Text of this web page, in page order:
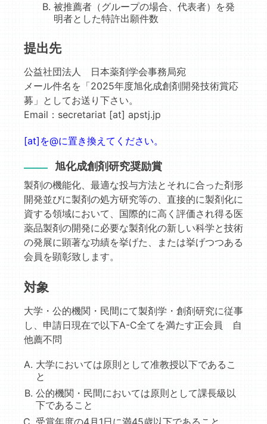
被推薦者（グループの場合、代表者）を発
明者とした特許出願件数
提出先
公益社団法人 日本薬剤学会事務局宛
メール件名を「2025年度旭化成創剤開発技術賞応
募」としてお送り下さい。
Email：secretariat [at] apstj.jp
[at]を@に置き換えてください。
旭化成創剤研究奨励賞
製剤の機能化、最適な投与方法とそれに合った剤形
開発並びに製剤の処方研究等の、直接的に製剤化に
資する領域において、国際的に高く評価され得る医
薬品製剤の開発に必要な製剤化の新しい科学と技術
の発展に顕著な功績を挙げた、または挙げつつある
会員を顕彰致します。
対象
大学・公的機関・民間にて製剤学・創剤研究に従事
し、申請日現在で以下A-C全てを満たす正会員 自
他薦不問
大学においては原則として准教授以下であるこ
と
公的機関・民間においては原則として課長級以
下であること